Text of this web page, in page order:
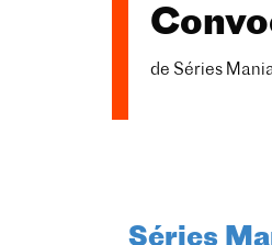
de Séries
Séries